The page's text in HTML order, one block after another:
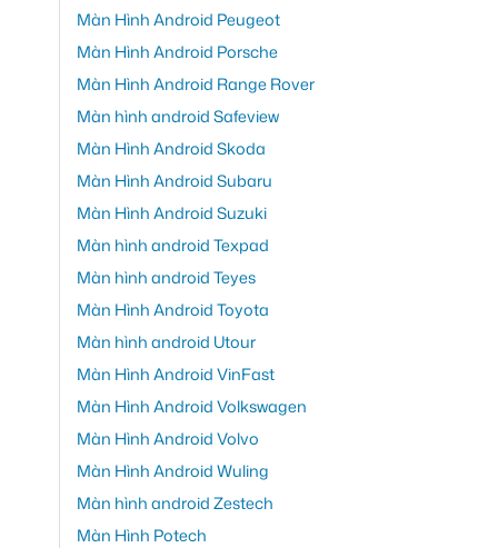
Màn Hình Android Peugeot
Màn Hình Android Porsche
Màn Hình Android Range Rover
Màn hình android Safeview
Màn Hình Android Skoda
Màn Hình Android Subaru
Màn Hình Android Suzuki
Màn hình android Texpad
Màn hình android Teyes
Màn Hình Android Toyota
Màn hình android Utour
Màn Hình Android VinFast
Màn Hình Android Volkswagen
Màn Hình Android Volvo
Màn Hình Android Wuling
Màn hình android Zestech
Màn Hình Potech